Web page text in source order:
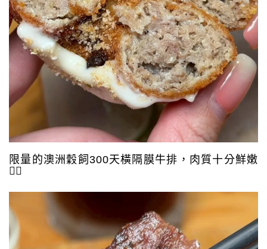
限量的澳洲穀飼300天橫隔膜牛排，肉質十分鮮嫩
👍🏻